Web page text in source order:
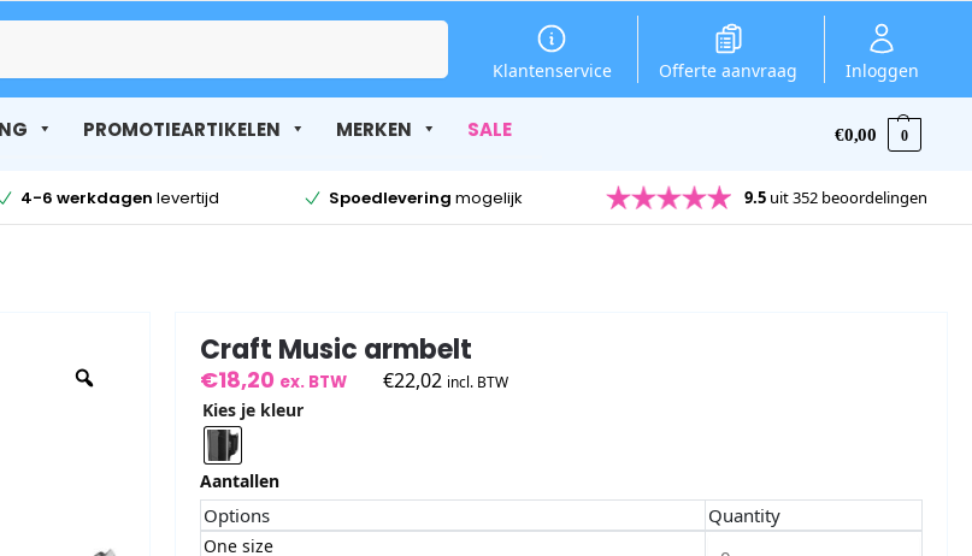
Klantenservice Offerte aanvraag Inloggen
PROMOTIEARTIKELEN MERKEN SALE €0,00 0
4-6 werkdagen levertijd Spoedlevering mogelijk 9.5 uit 352 beoordelingen
Craft Music armbelt
€18,20 ex. BTW €22,02 incl. BTW
Kies je kleur
Aantallen
Options Quantity
One size